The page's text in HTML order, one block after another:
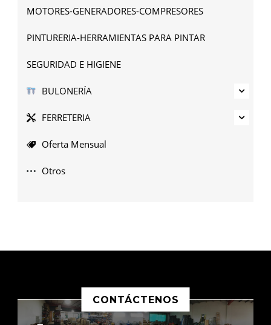
MOTORES-GENERADORES-COMPRESORES
PINTURERIA-HERRAMIENTAS PARA PINTAR
SEGURIDAD E HIGIENE
BULONERÍA
FERRETERIA
Oferta Mensual
Otros
CONTÁCTENOS